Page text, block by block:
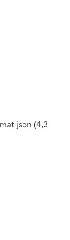
json (4,3